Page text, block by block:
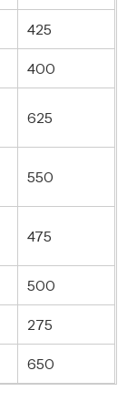
425
400
625
550
475
500
275
650